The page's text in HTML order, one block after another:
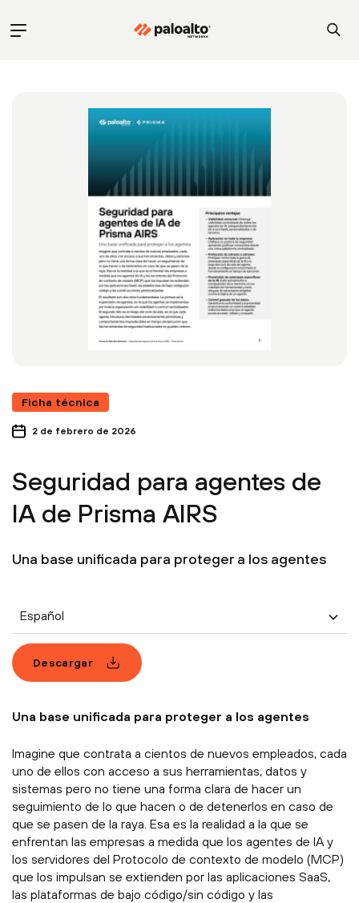
Ficha técnica
2 de febrero de 2026
Seguridad para agentes de
IA de Prisma AIRS
Una base unificada para proteger a los agentes
Español
Descargar
Una base unificada para proteger a los agentes
Imagine que contrata a cientos de nuevos empleados, cada
uno de ellos con acceso a sus herramientas, datos y
sistemas pero no tiene una forma clara de hacer un
seguimiento de lo que hacen o de detenerlos en caso de
que se pasen de la raya. Esa es la realidad a la que se
enfrentan las empresas a medida que los agentes de IA y
los servidores del Protocolo de contexto de modelo (MCP)
que los impulsan se extienden por las aplicaciones SaaS,
las plataformas de bajo código/sin código y las